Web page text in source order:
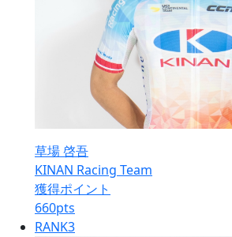
草場 啓吾
KINAN Racing Team
獲得ポイント
660pts
RANK3